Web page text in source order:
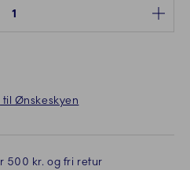
til Ønskeskyen
500 kr. og fri retur